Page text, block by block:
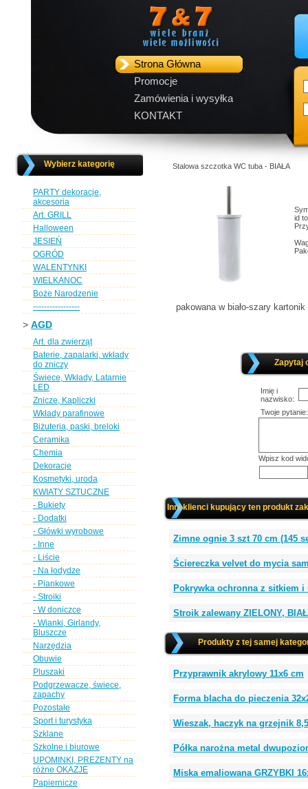
Strona Główna
Promocje
Zamówienia i wysyłka
KONTAKT
Wybierz kategorię
PARTY dekoracje,
akcesoria
Art. GRILL
Halloween
JESIEŃ
OGRÓD
WALENTYNKI
WIELKANOC
Boże Narodzenie
-----------------
> AGD
Art. dla zwierząt
Baterie, zapalarki, wkłady
do zniczy
Świece, Wkłady, Latarnie
LED
Znicze, Kapliczki
Wkłady parafinowe
Biżuteria, paski, breloki
Ceramika
Chemia
Dekoracje
Kosmetyki, uroda
KWIATY SZTUCZNE
- Bukiety
- Dodatki
- Główki wyrobowe
- Inne
- Liście
- Na łodydze
- Piankowe
- Stroiki
- W doniczce
- Wianki, Girlandy,
Bluszcze
Narzędzia
Obuwie
Pluszaki
Podgrzewacze, świece,
zapachy
Pozostałe
Sport i turystyka
Szklane
Szkolne i biurowe
UPOMINKI, PREZENTY na
różne OKAZJE
Papiernicze
Stalowa szczotka WC tuba - BIAŁA
id
pakowana w biało-szary
Zapytaj
Imię i
nazwisko:
Twoje pytanie:
Wpisz kod
Inni klienci kupujący ten produkt
Zimne ognie 3 szt 70 cm (145
Ściereczka velvet do mycia
Pokrywka ochronna z sitkiem i
Stroik zalewany ZIELONY,
Produkty z tej samej
Przyprawnik akrylowy 11x6 cm
Forma blacha do pieczenia
Wieszak, haczyk na grzejnik
Półka narożna metal
Miska emaliowana GRZYBKI